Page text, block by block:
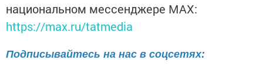
национальном мессенджере MАХ:
https://max.ru/tatmedia
Подписывайтесь на нас в соцсетях: